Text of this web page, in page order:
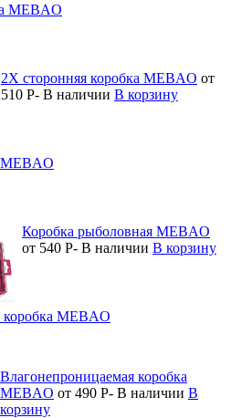
MEBAO
2Х сторонняя коробка MEBAO от
510 Р- В наличии В корзину
Коробка рыболовная MEBAO
от 540 Р- В наличии В корзину
MEBAO
Влагонепроницаемая коробка
MEBAO от 490 Р- В наличии В
корзину